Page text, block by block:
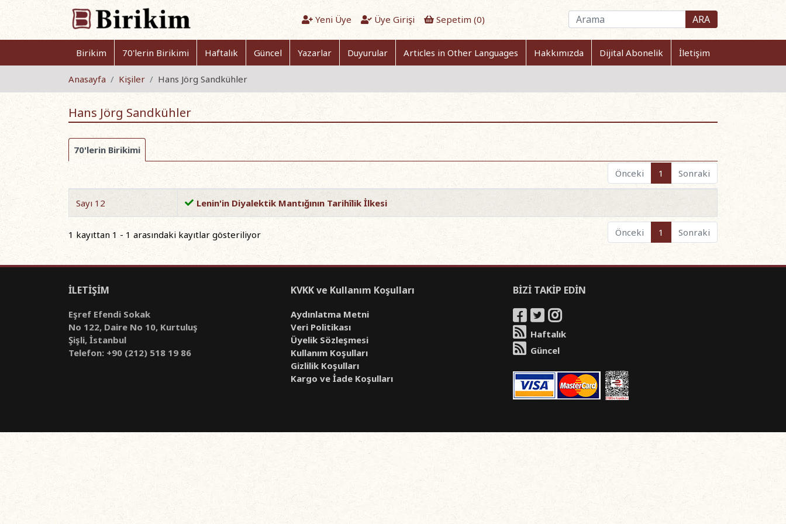
Yeni Üye Üye Girişi Sepetim (0) ARA
Birikim 70'lerin Birikimi Haftalık Güncel Yazarlar Duyurular Articles in Other Languages Hakkımızda Dijital Abonelik İletişim
Anasayfa Kişiler Hans Jörg Sandkühler
Hans Jörg Sandkühler
70'lerin Birikimi
Önceki
1 Sonraki
Sayı 12 Lenin'in Diyalektik Mantığının Tarihîlik İlkesi
1 kayıttan 1 - 1 arasındaki kayıtlar gösteriliyor Önceki 1 Sonraki
İLETİŞİM
Eşref Efendi Sokak
No 122, Daire No 10, Kurtuluş
Şişli, İstanbul
Telefon: +90 (212) 518 19 86
KVKK ve Kullanım Koşulları
Aydınlatma Metni
Veri Politikası
Üyelik Sözleşmesi
Kullanım Koşulları
Gizlilik Koşulları
Kargo ve İade Koşulları
BİZİ TAKİP EDİN
Haftalık
Güncel